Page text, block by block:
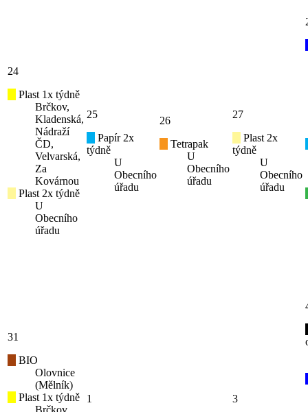
24
Plast 1x týdně
Brčkov,
Kladenská,
Nádraží
ČD,
Velvarská,
Za
Kovárnou
Plast 2x týdně
U
Obecního
úřadu
25
Papír 2x
týdně
U
Obecního
úřadu
26
Tetrapak
U
Obecního
úřadu
27
Plast 2x
týdně
U
Obecního
úřadu
31
BIO
Olovnice
(Mělník)
Plast 1x týdně
Brčkov,
1
3